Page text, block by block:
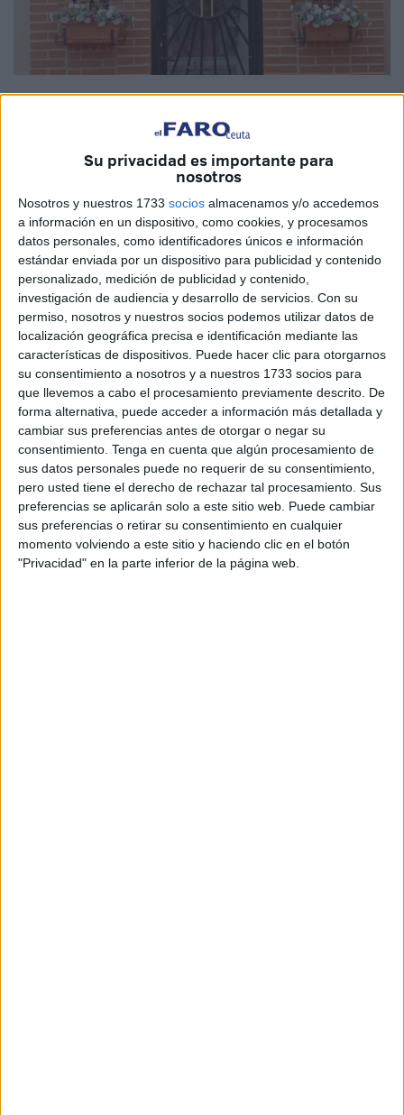
Su privacidad es importante para
nosotros
Nosotros y nuestros 1733 socios almacenamos y/o accedemos
a información en un dispositivo, como cookies, y procesamos
datos personales, como identificadores únicos e información
estándar enviada por un dispositivo para publicidad y contenido
personalizado, medición de publicidad y contenido,
investigación de audiencia y desarrollo de servicios. Con su
permiso, nosotros y nuestros socios podemos utilizar datos de
localización geográfica precisa e identificación mediante las
características de dispositivos. Puede hacer clic para otorgarnos
su consentimiento a nosotros y a nuestros 1733 socios para
que llevemos a cabo el procesamiento previamente descrito. De
forma alternativa, puede acceder a información más detallada y
cambiar sus preferencias antes de otorgar o negar su
consentimiento. Tenga en cuenta que algún procesamiento de
sus datos personales puede no requerir de su consentimiento,
pero usted tiene el derecho de rechazar tal procesamiento. Sus
preferencias se aplicarán solo a este sitio web. Puede cambiar
sus preferencias o retirar su consentimiento en cualquier
momento volviendo a este sitio y haciendo clic en el botón
"Privacidad" en la parte inferior de la página web.
Imagen cedida
barriadadel
Fasede Ceuta es su hermandad y su devoción por su
capillita donde se encuentra una imagen de laVirgen del
Carmen y la Virgen de África. Esto es lo que les une para
celebrar diversos actos a lo largo del año, como el que
celebrarán en la tarde de este sábado.
Se trata de unatómbola benéficacon la que pretenden
recaudar fondos para mantener su capillita en buen estado
ya que, tal y como aseguran losvecinosde la barriada,
ellos no reciben ningún tipo de subvención para su
mantenimiento.
La tómbola comenzará a las 20.30
horas y habrá 240 premios
Este evento se celebrará en la tarde de este sábado a